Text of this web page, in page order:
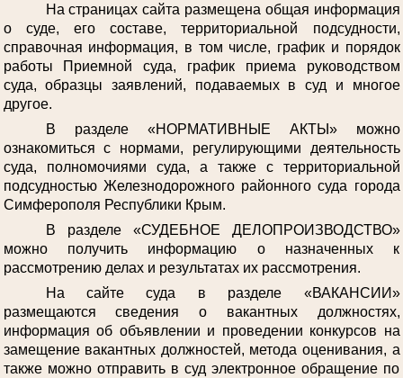
На страницах сайта размещена общая информация
о суде, его составе, территориальной подсудности,
справочная информация, в том числе, график и порядок
работы Приемной суда, график приема руководством
суда, образцы заявлений, подаваемых в суд и многое
другое.
В разделе «НОРМАТИВНЫЕ АКТЫ» можно
ознакомиться с нормами, регулирующими деятельность
суда, полномочиями суда, а также с территориальной
подсудностью Железнодорожного районного суда города
Симферополя Республики Крым.
В разделе «СУДЕБНОЕ ДЕЛОПРОИЗВОДСТВО»
можно получить информацию о назначенных к
рассмотрению делах и результатах их рассмотрения.
На сайте суда в разделе «ВАКАНСИИ»
размещаются сведения о вакантных должностях,
информация об объявлении и проведении конкурсов на
замещение вакантных должностей, метода оценивания, а
также можно отправить в суд электронное обращение по